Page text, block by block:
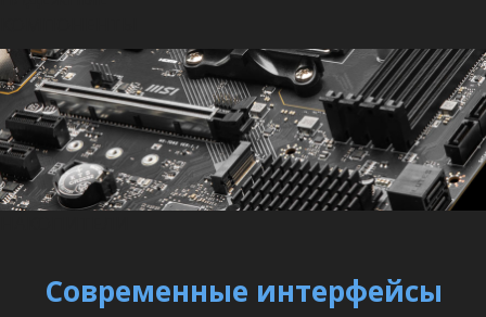
Современные интерфейсы